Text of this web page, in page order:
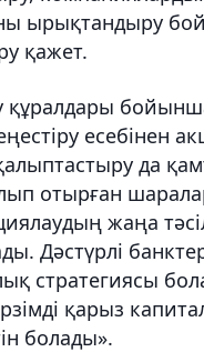
ырықтандыру
қажет.
құралдары
есебінен
да
отырған
жаңа
Дәстүрлі
стратегиясы
қарыз
болады».